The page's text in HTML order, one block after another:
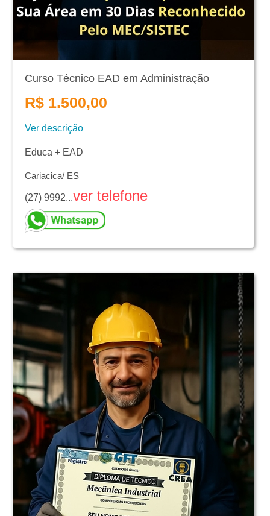
Curso Técnico EAD em Administração
R$ 1.500,00
Ver descrição
Educa + EAD
Cariacica/ ES
(27) 9992...ver telefone